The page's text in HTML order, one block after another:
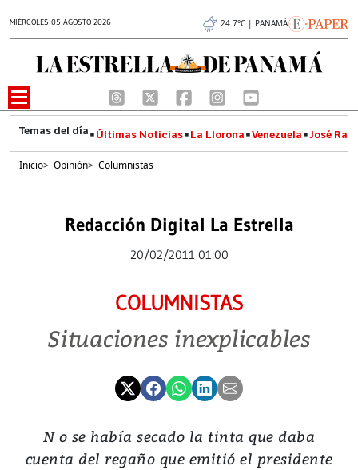
MIÉRCOLES 05 AGOSTO 2026 24.7°C | PANAMÁ
Últimas Noticias La Llorona Venezuela José
Inicio> Opinión> Columnistas
Redacción Digital La Estrella
20/02/2011 01:00
COLUMNISTAS
Situaciones inexplicables
N o se había secado la tinta que daba
cuenta del regaño que emitió el presidente